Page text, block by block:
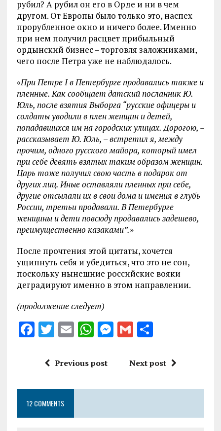
рубил? А рубил он его в Орде и ни в чем
другом. От Европы было только это, наспех
прорубленное окно и ничего более. Именно
при нем получил расцвет прибыльный
ордынский бизнес – торговля заложниками,
чего после Петра уже не наблюдалось.
«При Петре I в Петербурге продавались также и
пленные. Как сообщает датский посланник Ю.
Юль, после взятия Выборга “русские офицеры и
солдаты уводили в плен женщин и детей,
попадавшихся им на городских улицах. Дорогою, –
рассказывает Ю. Юль, – встретил я, между
прочим, одного русского майора, который имел
при себе девять взятых таким образом женщин.
Царь тоже получил свою часть в подарок от
других лиц. Иные оставляли пленных при себе,
другие отсылали их в свои дома и имения в глубь
России, третьи продавали. В Петербурге
женщины и дети повсюду продавались задешево,
преимущественно казаками”.»
После прочтения этой цитаты, хочется
ущипнуть себя и убедиться, что это не сон,
поскольку нынешние российские вояки
деградируют именно в этом направлении.
(продолжение следует)
F
ce
o
o
k
T
it
r
E
ai
W
at
A
p
M
g
G
ai
S
a
Previous post Next post
12 COMMENTS